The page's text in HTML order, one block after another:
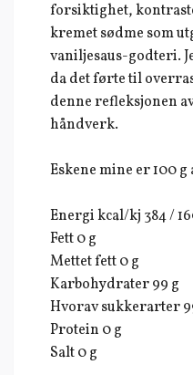
forsiktighet,
kremet sødme som
vaniljesaus-godteri.
da det førte til
denne refleksjonen
håndverk.
Eskene mine er 100
Energi kcal/kj 384 /
Fett 0 g
Mettet fett 0 g
Karbohydrater 99 g
Hvorav sukkerarter
Protein 0 g
Salt 0 g